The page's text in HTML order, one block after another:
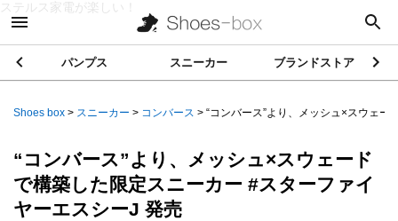
ステルス家電が楽しい！
パンプス スニーカー ブランドストア
Shoes box > スニーカー > コンバース > “コンバース”より、メッシュ×スウェー
“コンバース”より、メッシュ×スウェード
で構築した限定スニーカー #スターファイ
ヤーエスシーJ 発売